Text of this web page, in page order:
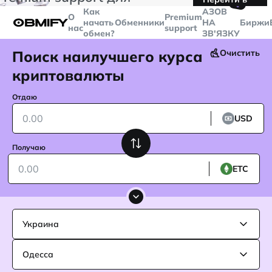
больше
$5000
Telegram
О
нас
Как
начать
обмен?
ОбменникиPremium
support
🤙
AЗОВ
НА
ЗВ'ЯЗКУ
Биржи
Поиск наилучшего курса
криптовалюты
Очистить
Отдаю
USD
Получаю
ETC
Украина
Одесса